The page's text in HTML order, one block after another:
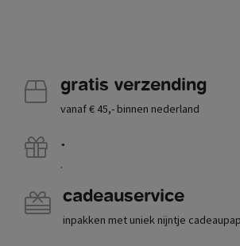
gratis verzending
vanaf € 45,- binnen nederland
.
.
cadeauservice
inpakken met uniek nijntje